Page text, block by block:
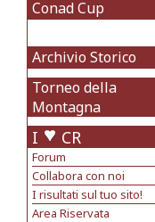
Conad Cup
Archivio Storico
Torneo della
Montagna
I CR
Forum
Collabora con noi
I risultati sul tuo sito!
Area Riservata